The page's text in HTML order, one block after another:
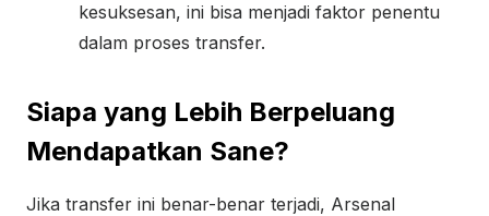
kesuksesan, ini bisa menjadi faktor penentu
dalam proses transfer.
Siapa yang Lebih Berpeluang
Mendapatkan Sane?
Jika transfer ini benar-benar terjadi, Arsenal